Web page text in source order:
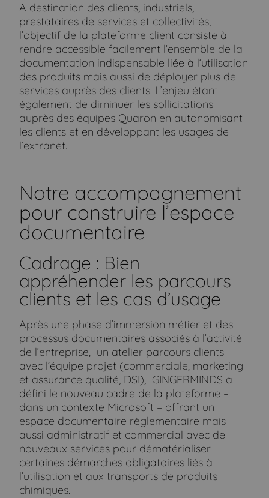
A destination des clients, industriels,
prestataires de services et collectivités,
l’objectif de la plateforme client consiste à
rendre accessible facilement l’ensemble de la
documentation indispensable liée à l’utilisation
des produits mais aussi de déployer plus de
services auprès des clients. L’enjeu étant
également de diminuer les sollicitations
auprès des équipes Quaron en autonomisant
les clients et en développant les usages de
l’extranet.
Notre accompagnement
pour construire l’espace
documentaire
Cadrage : Bien
appréhender les parcours
clients et les cas d’usage
Après une phase d’immersion métier et des
processus documentaires associés à l’activité
de l’entreprise, un atelier parcours clients
avec l’équipe projet (commerciale, marketing
et assurance qualité, DSI), GINGERMINDS a
défini le nouveau cadre de la plateforme –
dans un contexte Microsoft – offrant un
espace documentaire règlementaire mais
aussi administratif et commercial avec de
nouveaux services pour dématérialiser
certaines démarches obligatoires liés à
l’utilisation et aux transports de produits
chimiques.